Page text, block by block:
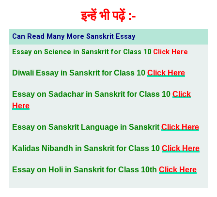
इन्हें भी पढ़ें :-
Can Read Many More Sanskrit Essay
Essay on Science in Sanskrit for Class 10 Click Here
Diwali Essay in Sanskrit for Class 10 Click Here
Essay on Sadachar in Sanskrit for Class 10 Click
Here
Essay on Sanskrit Language in Sanskrit Click Here
Kalidas Nibandh in Sanskrit for Class 10 Click Here
Essay on Holi in Sanskrit for Class 10th Click Here